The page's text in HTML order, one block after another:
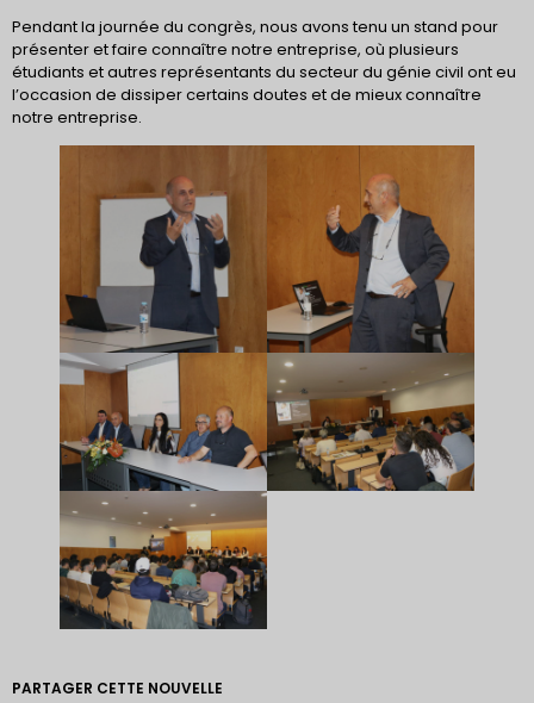
Pendant la journée du congrès, nous avons tenu un stand pour
présenter et faire connaître notre entreprise, où plusieurs
étudiants et autres représentants du secteur du génie civil ont eu
l’occasion de dissiper certains doutes et de mieux connaître
notre entreprise.
PARTAGER CETTE NOUVELLE